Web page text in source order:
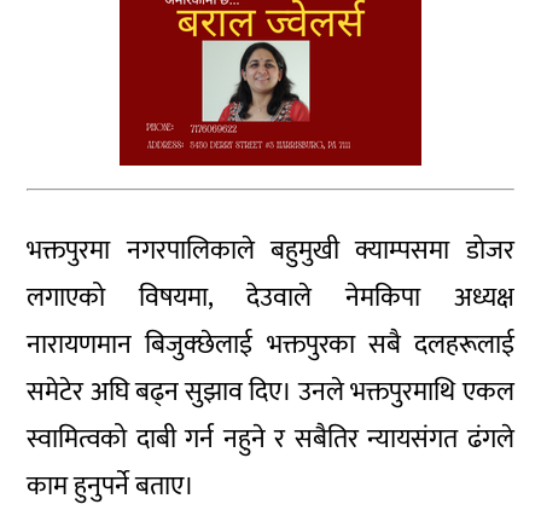
भक्तपुरमा नगरपालिकाले बहुमुखी क्याम्पसमा डोजर
लगाएको विषयमा, देउवाले नेमकिपा अध्यक्ष
नारायणमान बिजुक्छेलाई भक्तपुरका सबै दलहरूलाई
समेटेर अघि बढ्न सुझाव दिए। उनले भक्तपुरमाथि एकल
स्वामित्वको दाबी गर्न नहुने र सबैतिर न्यायसंगत ढंगले
काम हुनुपर्ने बताए।